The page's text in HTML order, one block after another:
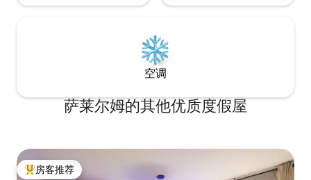
空调
萨莱尔姆的其他优质度假屋
热门「房客推荐」
房客推荐